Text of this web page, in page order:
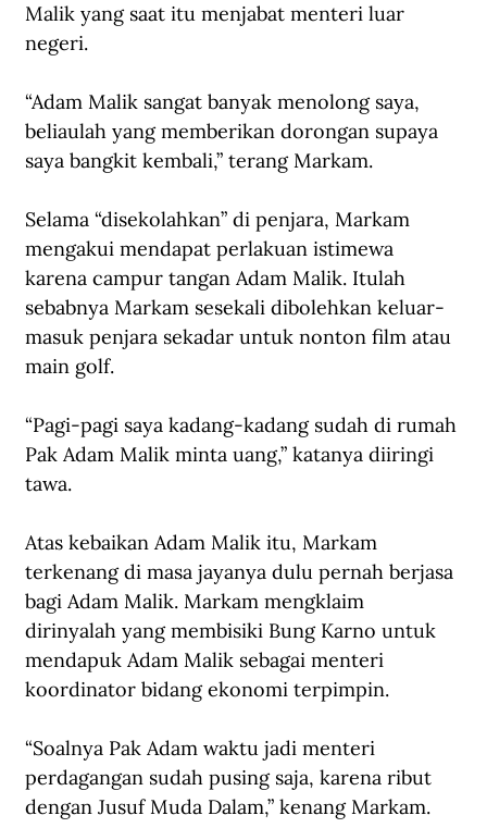
Malik yang saat itu menjabat menteri luar
negeri.
“Adam Malik sangat banyak menolong saya,
beliaulah yang memberikan dorongan supaya
saya bangkit kembali,” terang Markam.
Selama “disekolahkan” di penjara, Markam
mengakui mendapat perlakuan istimewa
karena campur tangan Adam Malik. Itulah
sebabnya Markam sesekali dibolehkan keluar-
masuk penjara sekadar untuk nonton film atau
main golf.
“Pagi-pagi saya kadang-kadang sudah di rumah
Pak Adam Malik minta uang,” katanya diiringi
tawa.
Atas kebaikan Adam Malik itu, Markam
terkenang di masa jayanya dulu pernah berjasa
bagi Adam Malik. Markam mengklaim
dirinyalah yang membisiki Bung Karno untuk
mendapuk Adam Malik sebagai menteri
koordinator bidang ekonomi terpimpin.
“Soalnya Pak Adam waktu jadi menteri
perdagangan sudah pusing saja, karena ribut
dengan Jusuf Muda Dalam,” kenang Markam.